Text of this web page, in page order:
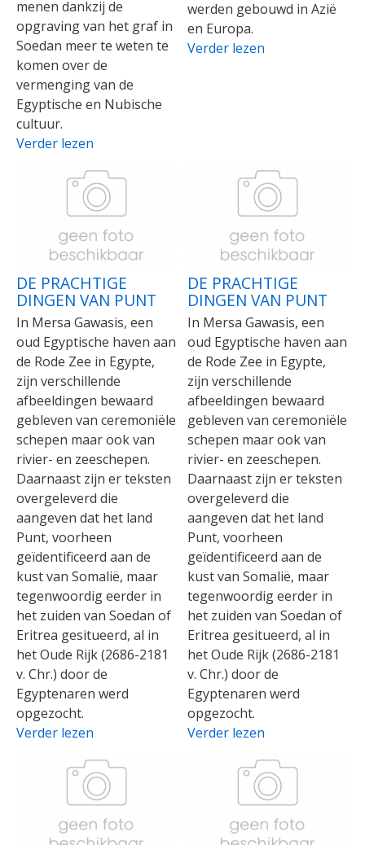
menen dankzij de
opgraving van het graf in
Soedan meer te weten te
komen over de
vermenging van de
Egyptische en Nubische
cultuur.
Verder lezen
werden gebouwd in Azië
en Europa.
Verder lezen
DE PRACHTIGE
DINGEN VAN PUNT
In Mersa Gawasis, een
oud Egyptische haven aan
de Rode Zee in Egypte,
zijn verschillende
afbeeldingen bewaard
gebleven van ceremoniële
schepen maar ook van
rivier- en zeeschepen.
Daarnaast zijn er teksten
overgeleverd die
aangeven dat het land
Punt, voorheen
geïdentificeerd aan de
kust van Somalië, maar
tegenwoordig eerder in
het zuiden van Soedan of
Eritrea gesitueerd, al in
het Oude Rijk (2686-2181
v. Chr.) door de
Egyptenaren werd
opgezocht.
Verder lezen
DE PRACHTIGE
DINGEN VAN PUNT
In Mersa Gawasis, een
oud Egyptische haven aan
de Rode Zee in Egypte,
zijn verschillende
afbeeldingen bewaard
gebleven van ceremoniële
schepen maar ook van
rivier- en zeeschepen.
Daarnaast zijn er teksten
overgeleverd die
aangeven dat het land
Punt, voorheen
geïdentificeerd aan de
kust van Somalië, maar
tegenwoordig eerder in
het zuiden van Soedan of
Eritrea gesitueerd, al in
het Oude Rijk (2686-2181
v. Chr.) door de
Egyptenaren werd
opgezocht.
Verder lezen